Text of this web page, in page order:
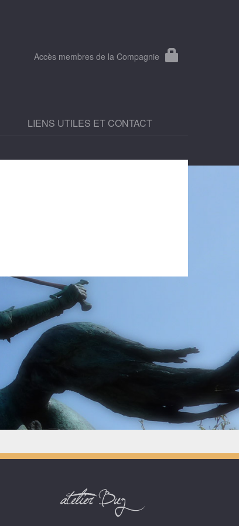
Accès membres de la Compagnie
LIENS UTILES ET CONTACT